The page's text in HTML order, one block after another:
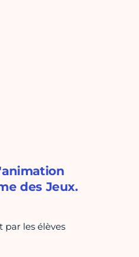
des Jeux.
par les élèves